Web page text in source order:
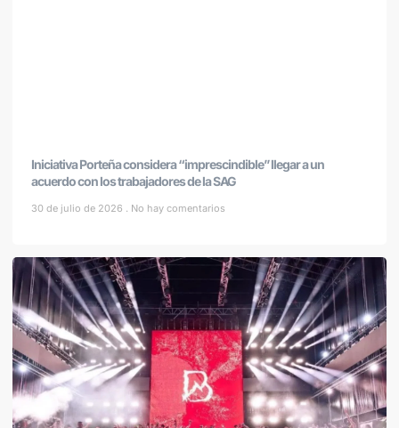
Iniciativa Porteña considera “imprescindible” llegar a un
acuerdo con los trabajadores de la SAG
30 de julio de 2026 No hay comentarios